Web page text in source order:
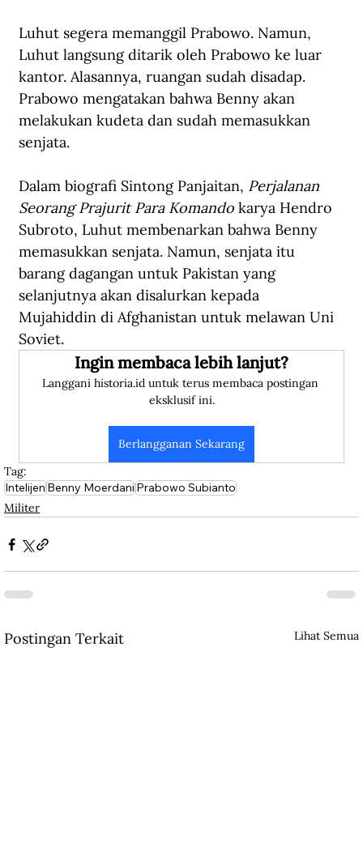
Luhut segera memanggil Prabowo. Namun,
Luhut langsung ditarik oleh Prabowo ke luar
kantor. Alasannya, ruangan sudah disadap.
Prabowo mengatakan bahwa Benny akan
melakukan kudeta dan sudah memasukkan
senjata.
Dalam biografi Sintong Panjaitan, Perjalanan
Seorang Prajurit Para Komando karya Hendro
Subroto, Luhut membenarkan bahwa Benny
memasukkan senjata. Namun, senjata itu
barang dagangan untuk Pakistan yang
selanjutnya akan disalurkan kepada
Mujahiddin di Afghanistan untuk melawan Uni
Soviet.
Ingin membaca lebih lanjut?
Langgani historia.id untuk terus membaca postingan
eksklusif ini.
Berlangganan Sekarang
Tag:
IntelijenBenny MoerdaniPrabowo Subianto
Militer
Postingan Terkait Lihat Semua